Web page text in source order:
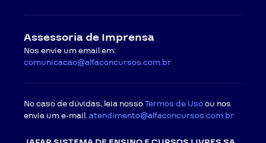
Assessoria de Imprensa
Nos envie um email em:
comunicacao@alfaconcursos.com.br
No caso de dúvidas, leia nossoTermos de Usoou nos
envie um e-mail.atendimento@alfaconcursos.com.br